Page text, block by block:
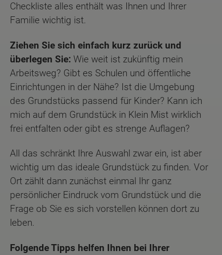
Checkliste alles enthält was Ihnen und Ihrer
Familie wichtig ist.
Ziehen Sie sich einfach kurz zurück und
überlegen Sie: Wie weit ist zukünftig mein
Arbeitsweg? Gibt es Schulen und öffentliche
Einrichtungen in der Nähe? Ist die Umgebung
des Grundstücks passend für Kinder? Kann ich
mich auf dem Grundstück in Klein Mist wirklich
frei entfalten oder gibt es strenge Auflagen?
All das schränkt Ihre Auswahl zwar ein, ist aber
wichtig um das ideale Grundstück zu finden. Vor
Ort zählt dann zunächst einmal Ihr ganz
persönlicher Eindruck vom Grundstück und die
Frage ob Sie es sich vorstellen können dort zu
leben.
Folgende Tipps helfen Ihnen bei Ihrer